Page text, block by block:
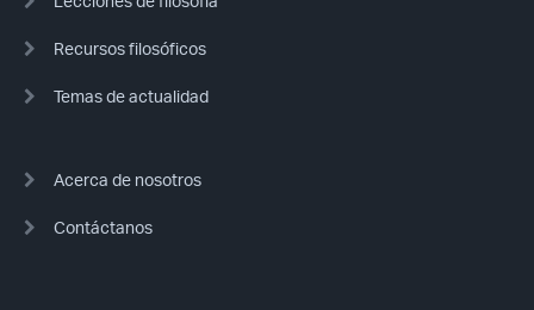
Recursos filosóficos
Temas de actualidad
Acerca de nosotros
Contáctanos